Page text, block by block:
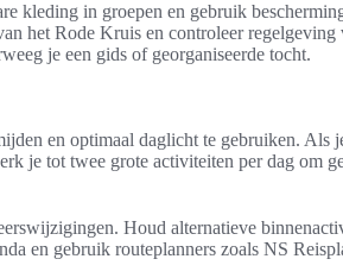
kleding in groepen en gebruik
het Rode Kruis en controleer
je een gids of georganiseerde tocht.
en optimaal daglicht te gebruiken. Als
je tot twee grote activiteiten per dag om
Houd alternatieve
en gebruik routeplanners zoals NS